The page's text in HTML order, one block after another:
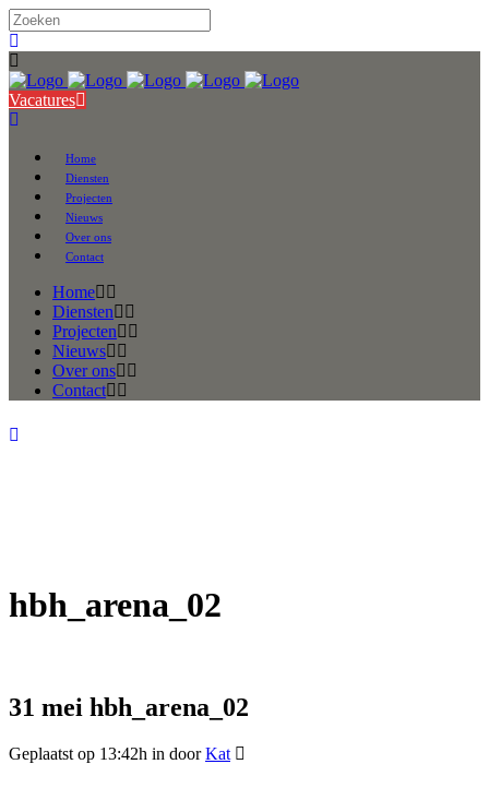
Vacatures
Home
Diensten
Projecten
Nieuws
Over ons
Contact
Home
Diensten
Projecten
Nieuws
Over ons
Contact
hbh_arena_02
31 mei hbh_arena_02
Geplaatst op 13:42h in doorKat